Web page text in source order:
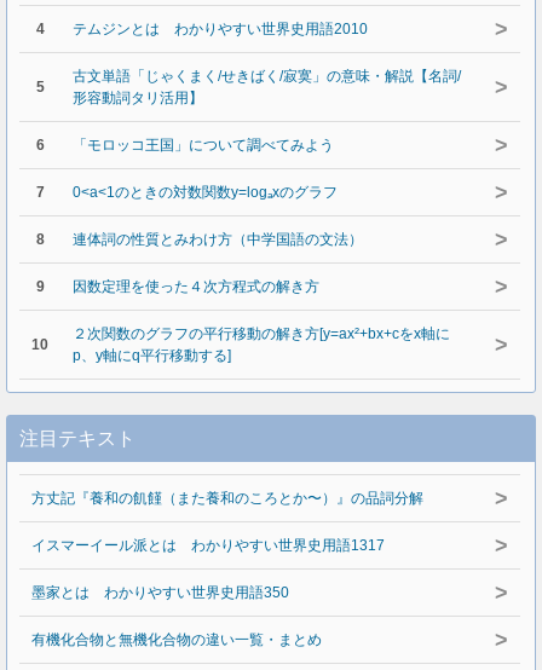
4 テムジンとは わかりやすい世界史用語2010 >
5
古文単語「じゃくまく/せきばく/寂寞」の意味・解説【名詞/
形容動詞タリ活用】
>
6 「モロッコ王国」について調べてみよう >
7 0<a<1のときの対数関数y=logₐxのグラフ >
8 連体詞の性質とみわけ方（中学国語の文法） >
9 因数定理を使った４次方程式の解き方 >
10
２次関数のグラフの平行移動の解き方[y=ax²+bx+cをx軸に
p、y軸にq平行移動する]
>
注目テキスト
方丈記『養和の飢饉（また養和のころとか〜）』の品詞分解 >
イスマーイール派とは わかりやすい世界史用語1317 >
墨家とは わかりやすい世界史用語350 >
有機化合物と無機化合物の違い一覧・まとめ >